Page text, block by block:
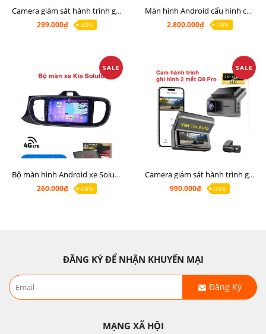
Camera giám sát hành trình giá rẻ, cam hành trình cho màn Android, cam hành trình kết nối điện thoại
299.000₫
-40%
Màn hình Android cấu hình cao Ram 6G Rom 128G chip 8 nhân 8581
2.800.000₫
-28%
SALE
Bộ màn hình Android xe Soluto, mặt dưỡng lắp màn hình Soluto kèm rắc zin
260.000₫
-68%
SALE
Camera giám sát hành trình ghi hình 2 mắt Q8 Pro độ phân giải 2K +1080P
990.000₫
-34%
ĐĂNG KÝ ĐỂ NHẬN KHUYẾN MẠI
Đăng Ký
MẠNG XÃ HỘI